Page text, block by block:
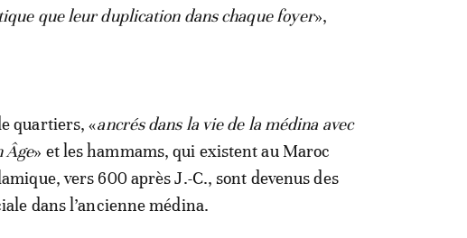
que leur duplication dans chaque foyer»,
quartiers, «ancrés dans la vie de la médina avec
Âge» et les hammams, qui existent au Maroc
vers 600 après J.-C., sont devenus des
dans l’ancienne médina.